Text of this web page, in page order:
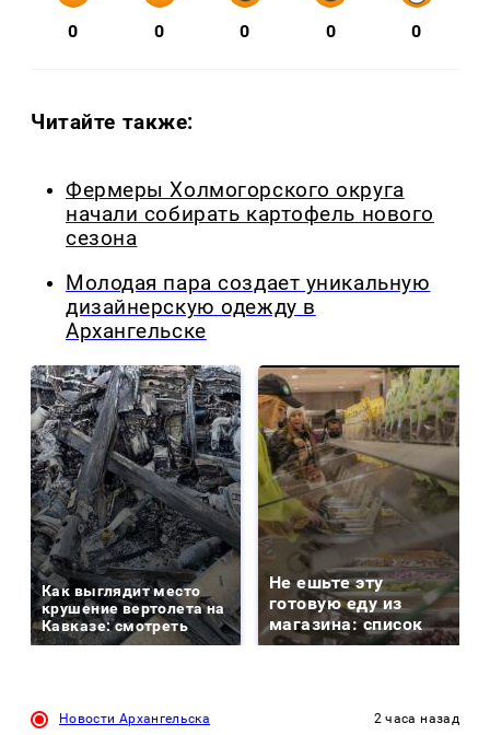
0 0 0 0 0
Читайте также:
Фермеры Холмогорского округа
начали собирать картофель нового
сезона
Молодая пара создает уникальную
дизайнерскую одежду в
Архангельске
Как выглядит место
крушение вертолета на
Кавказе: смотреть
Не ешьте эту
готовую еду из
магазина: список
Новости Архангельска 2 часа назад